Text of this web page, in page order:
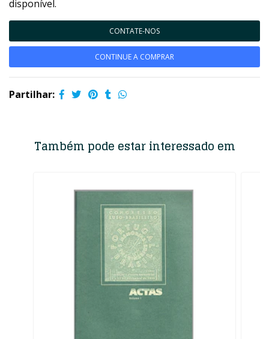
disponível.
CONTATE-NOS
CONTINUE A COMPRAR
Partilhar:
Também pode estar interessado em